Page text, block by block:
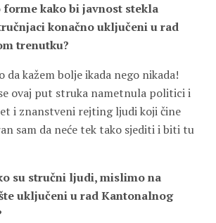
kako bi javnost stekla
konačno uključeni u rad
trenutku?
da kažem bolje ikada nego nikada!
ovaj put struka nametnula politici i
i znanstveni rejting ljudi koji čine
sam da neće tek tako sjediti i biti tu
su stručni ljudi, mislimo na
uključeni u rad Kantonalnog